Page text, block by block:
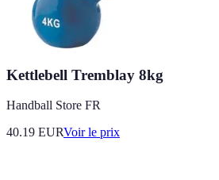
Kettlebell Tremblay 8kg
Handball Store FR
40.19 EURVoir le prix